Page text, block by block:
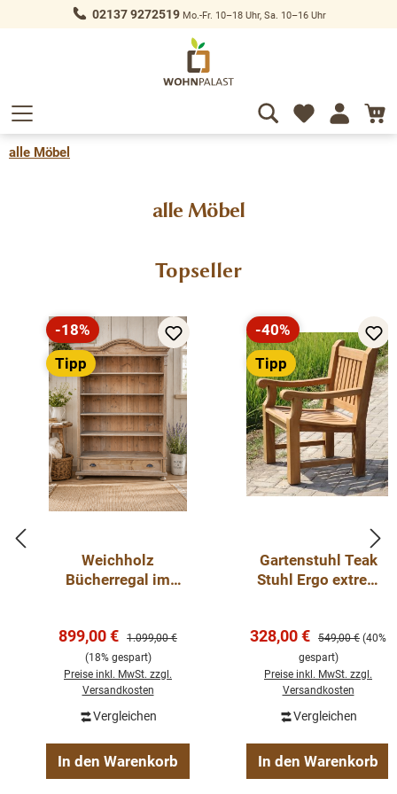
springen 02137 9272519Mo.-Fr. 10–18 Uhr, Sa. 10–16 Uhr
alle Möbel
alle Möbel
Produktgalerie überspringen
Topseller
Rabatt
-18%
Tipp
Weichholz
Bücherregal im
aus recyceltem
Altholz mit
Schublade
Verkaufspreis:
899,00 € Regulärer Preis:
1.099,00 €
(18% gespart)
Preise inkl. MwSt. zzgl.
Versandkosten
Vergleichen
In den Warenkorb
Rabatt
-40%
Tipp
Gartenstuhl Teak
Stuhl Ergo extrem
Verkaufspreis:
328,00 € Regulärer Preis:
549,00 € (40%
gespart)
Preise inkl. MwSt. zzgl.
Versandkosten
Vergleichen
In den Warenkorb